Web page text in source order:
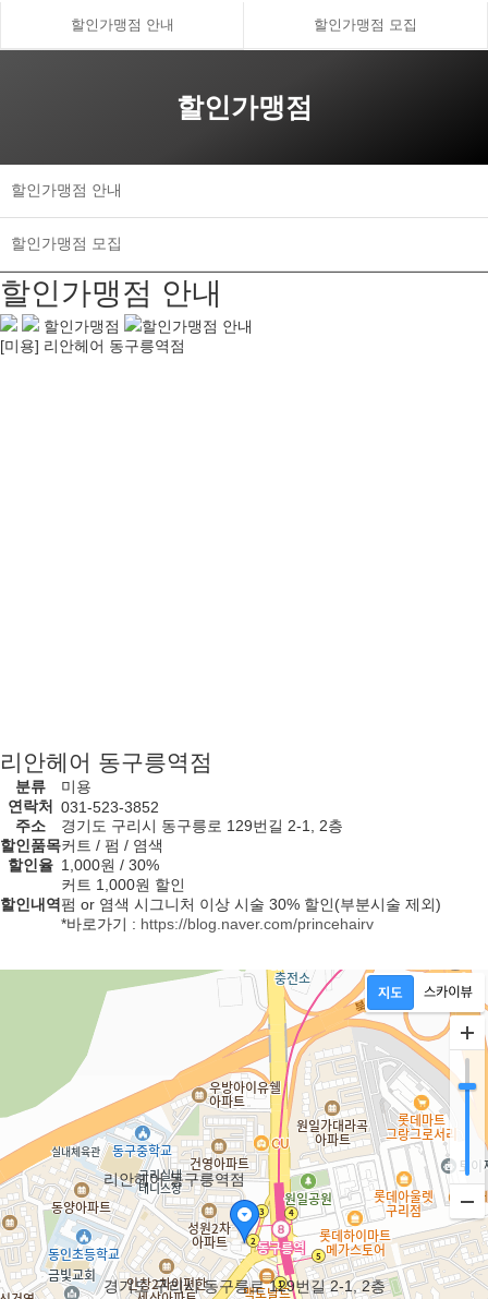
할인가맹점 안내 할인가맹점 모집
할인가맹점
할인가맹점 안내
할인가맹점 모집
할인가맹점 안내
할인가맹점
할인가맹점 안내
[미용] 리안헤어 동구릉역점
리안헤어 동구릉역점
분류
미용
연락처
031-523-3852
주소
경기도 구리시 동구릉로 129번길 2-1, 2층
할인품목커트 / 펌 / 염색
할인율 1,000원 / 30%
할인내역
커트 1,000원 할인
펌 or 염색 시그니처 이상 시술 30% 할인(부분시술 제외)
*바로가기 : https://blog.naver.com/princehairv
리안헤어 동구릉역점
경기도 구리시 동구릉로 129번길 2-1, 2층